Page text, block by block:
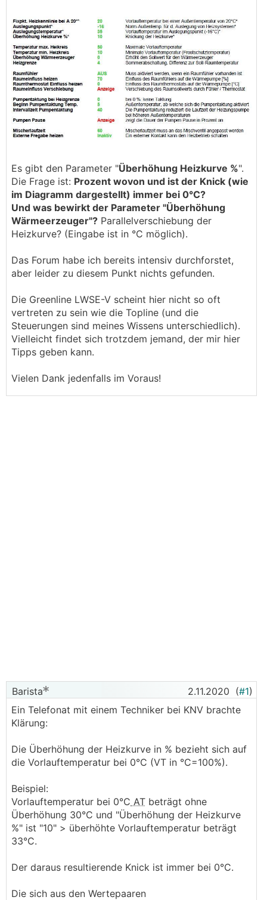
Es gibt den Parameter "Überhöhung Heizkurve %".
Die Frage ist: Prozent wovon und ist der Knick (wie
im Diagramm dargestellt) immer bei 0°C?
Und was bewirkt der Parameter "Überhöhung
Wärmeerzeuger"? Parallelverschiebung der
Heizkurve? (Eingabe ist in °C möglich).
Das Forum habe ich bereits intensiv durchforstet,
aber leider zu diesem Punkt nichts gefunden.
Die Greenline LWSE-V scheint hier nicht so oft
vertreten zu sein wie die Topline (und die
Steuerungen sind meines Wissens unterschiedlich).
Vielleicht findet sich trotzdem jemand, der mir hier
Tipps geben kann.
Vielen Dank jedenfalls im Voraus!
Barista 2.11.2020 (#1)
Ein Telefonat mit einem Techniker bei KNV brachte
Klärung:
Die Überhöhung der Heizkurve in % bezieht sich auf
die Vorlauftemperatur bei 0°C (VT in °C=100%).
Beispiel:
Vorlauftemperatur bei 0°C AT beträgt ohne
Überhöhung 30°C und "Überhöhung der Heizkurve
%" ist "10" > überhöhte Vorlauftemperatur beträgt
33°C.
Der daraus resultierende Knick ist immer bei 0°C.
Die sich aus den Wertepaaren